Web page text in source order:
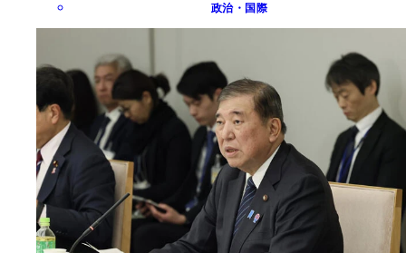
政治・国際